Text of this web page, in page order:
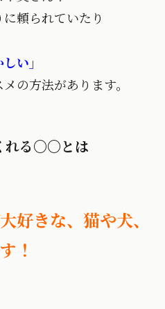
頼られていたり
い」
の方法があります。
る〇〇とは
好きな、猫や犬、
！